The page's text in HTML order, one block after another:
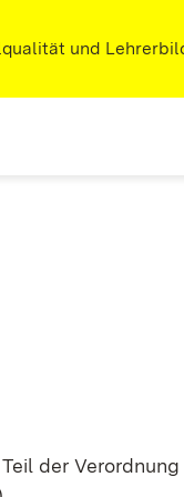
und
der